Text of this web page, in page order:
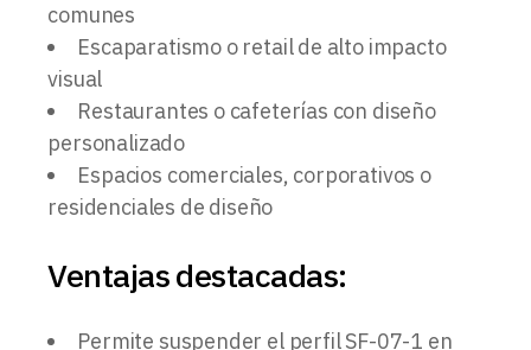
comunes
Escaparatismo o retail de alto impacto
visual
Restaurantes o cafeterías con diseño
personalizado
Espacios comerciales, corporativos o
residenciales de diseño
Ventajas destacadas:
Permite suspender el perfil SF-07-1 en